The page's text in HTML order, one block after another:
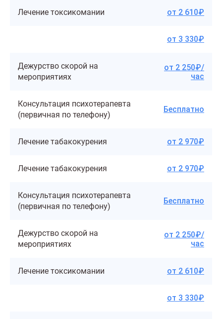
Лечение токсикомании от 2 610₽
от 3 330₽
Дежурство скорой на
мероприятиях
от 2 250₽/
час
Консультация психотерапевта
(первичная по телефону)
Бесплатно
Лечение табакокурения от 2 970₽
Лечение табакокурения от 2 970₽
Консультация психотерапевта
(первичная по телефону)
Бесплатно
Дежурство скорой на
мероприятиях
от 2 250₽/
час
Лечение токсикомании от 2 610₽
от 3 330₽